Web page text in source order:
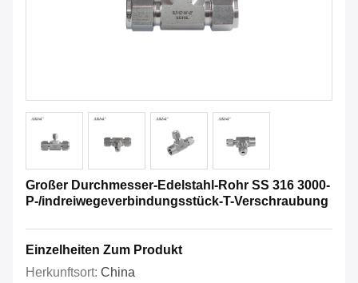
Großer Durchmesser-Edelstahl-Rohr SS 316 3000-
P-/indreiwegeverbindungsstück-T-Verschraubung
Einzelheiten Zum Produkt
Herkunftsort: China